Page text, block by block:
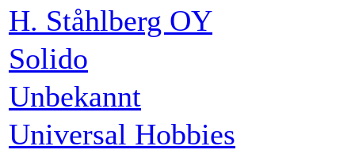
H. Ståhlberg OY
Solido
Unbekannt
Universal Hobbies